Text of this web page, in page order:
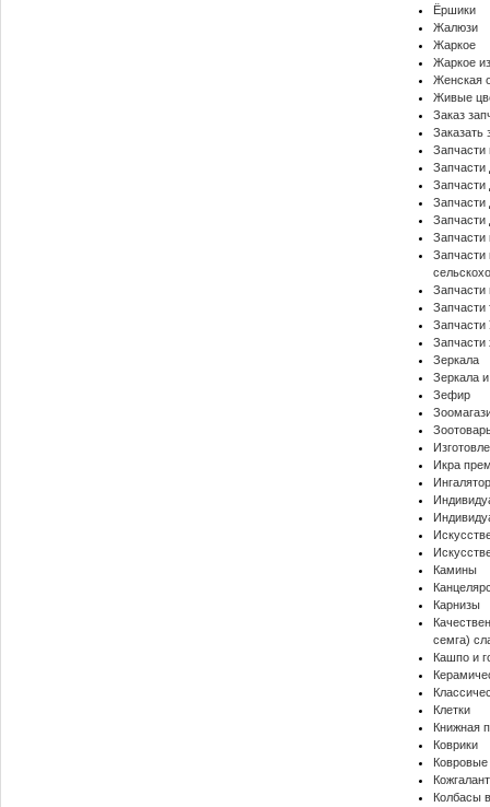
Ёршики
Жалюзи
Жаркое
Жаркое
Женская
Живые
Заказ
Заказать
Запчасти
Запчасти
Запчасти
Запчасти
Запчасти
Запчасти
Запчасти
Запчасти
Запчасти
Запчасти
Запчасти
Зеркала
Зеркала
Зефир
Икра
Камины
Карнизы
семга)
Кашпо и
Клетки
Книжная
Коврики
Колбасы